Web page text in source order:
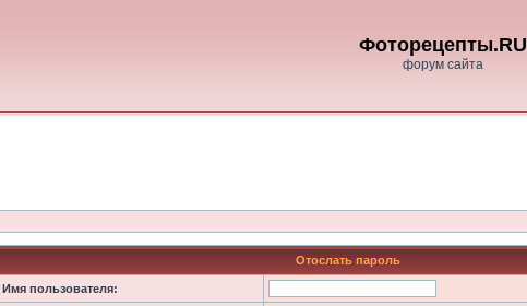
Фоторецепты.RU
форум сайта
Отослать пароль
Имя пользователя: